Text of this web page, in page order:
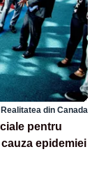
Realitatea din Canada
pentru
epidemiei